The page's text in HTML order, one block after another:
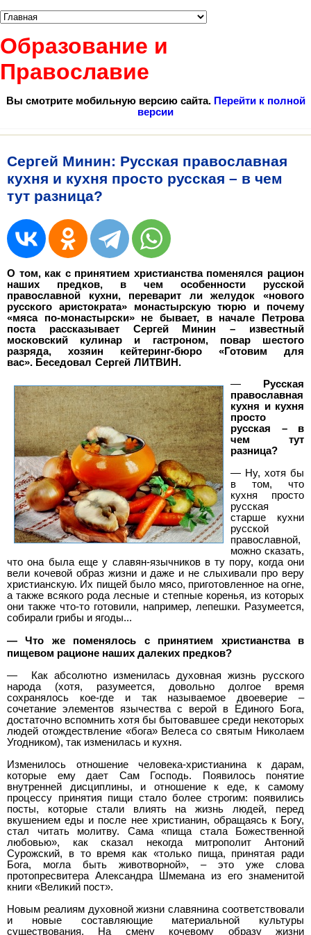
Образование и
Православие
Вы смотрите мобильную версию сайта. Перейти к полной
версии
Сергей Минин: Русская православная
кухня и кухня просто русская – в чем
тут разница?
О том, как с принятием христианства поменялся рацион
наших предков, в чем особенности русской
православной кухни, переварит ли желудок «нового
русского аристократа» монастырскую тюрю и почему
«мяса по-монастырски» не бывает, в начале Петрова
поста рассказывает Сергей Минин – известный
московский кулинар и гастроном, повар шестого
разряда, хозяин кейтеринг-бюро «Готовим для
вас». БеседовалСергей ЛИТВИН .
—
Русская
православная
кухня и кухня
просто
русская – в
чем тут
разница?
— Ну, хотя бы
в том, что
кухня просто
русская
старше кухни
русской
православной,
можно сказать,
что она была еще у славян-язычников в ту пору, когда они
вели кочевой образ жизни и даже и не слыхивали про веру
христианскую. Их пищей было мясо, приготовленное на огне,
а также всякого рода лесные и степные коренья, из которых
они также что-то готовили, например, лепешки. Разумеется,
собирали грибы и ягоды...
— Что же поменялось с принятием христианства в
пищевом рационе наших далеких предков?
—
Как абсолютно изменилась духовная жизнь русского
народа (хотя, разумеется, довольно долгое время
сохранялось кое-где и так называемое двоеверие –
сочетание элементов язычества с верой в Единого Бога,
достаточно вспомнить хотя бы бытовавшее среди некоторых
людей отождествление «бога» Велеса со святым Николаем
Угодником), так изменилась и кухня.
Изменилось отношение человека-христианина к дарам,
которые ему дает Сам Господь. Появилось понятие
внутренней дисциплины, и отношение к еде, к самому
процессу принятия пищи стало более строгим: появились
посты, которые стали влиять на жизнь людей, перед
вкушением еды и после нее христианин, обращаясь к Богу,
стал читать молитву. Сама «пища стала Божественной
любовью», как сказал некогда митрополит Антоний
Сурожский, в то время как «только пища, принятая ради
Бога, могла быть животворной», – это уже слова
протопресвитера Александра Шмемана из его знаменитой
книги «Великий пост».
Новым реалиям духовной жизни славянина соответствовали
и новые составляющие материальной культуры
существования. На смену кочевому образу жизни